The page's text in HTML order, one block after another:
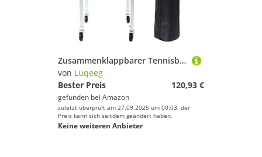
Zusammenklappbarer Tennisball-Trichterkorbwagen, Fasst 180 Bälle. Lehrwagen mit Rädern, Leichter Trolley aus Aluminiumlegierung für Tennisbälle, Stabile, Leichte Konstruktion
von Luqeeg
Bester Preis
120,93 €
gefunden bei Amazon
zuletzt überprüft am 27.09.2025 um 00:03; der
Preis kann sich seitdem geändert haben.
Keine weiteren Anbieter